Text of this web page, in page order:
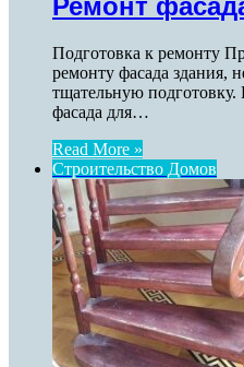
Ремонт
Подготовка к ремонту
ремонту фасада здания,
тщательную
фасада для…
Read More »
Строительство Домов